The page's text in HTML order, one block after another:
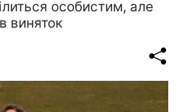
особистим, але
виняток